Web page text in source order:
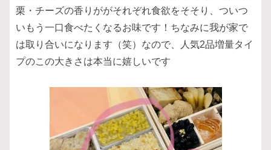
栗・チーズの香りががそれぞれ食欲をそそり、ついつ
いもう一口食べたくなるお味です！ちなみに我が家で
は取り合いになります（笑）なので、人気2品増量タイ
プのこの大きさは本当に嬉しいです